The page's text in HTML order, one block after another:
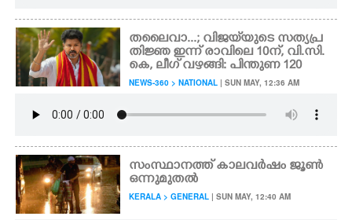
തലൈവാ...; വിജയ്‌യുടെ സത്യപ്ര
തിജ്ഞ ഇന്ന് രാവിലെ 10ന്, വി.സി.
കെ, ലീഗ് വഴങ്ങി: പിന്തുണ 120
NEWS-360 > NATIONAL | SUN MAY, 12:36 AM
സംസ്ഥാനത്ത് കാലവർഷം ജൂൺ
ഒന്നുമുതൽ
KERALA > GENERAL | SUN MAY, 12:40 AM